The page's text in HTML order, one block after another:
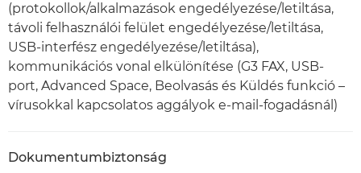
(protokollok/alkalmazások engedélyezése/letiltása,
távoli felhasználói felület engedélyezése/letiltása,
USB-interfész engedélyezése/letiltása),
kommunikációs vonal elkülönítése (G3 FAX, USB-
port, Advanced Space, Beolvasás és Küldés funkció –
vírusokkal kapcsolatos aggályok e-mail-fogadásnál)
Dokumentumbiztonság